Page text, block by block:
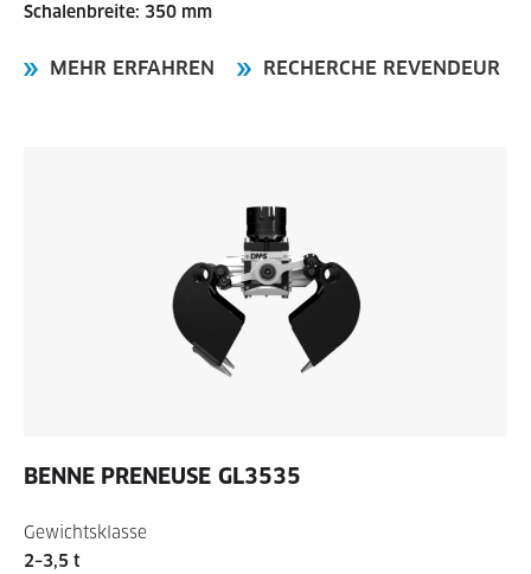
Schalenbreite: 350 mm
MEHR ERFAHREN RECHERCHE REVENDEUR
BENNE PRENEUSE GL3535
Gewichtsklasse
2–3,5 t